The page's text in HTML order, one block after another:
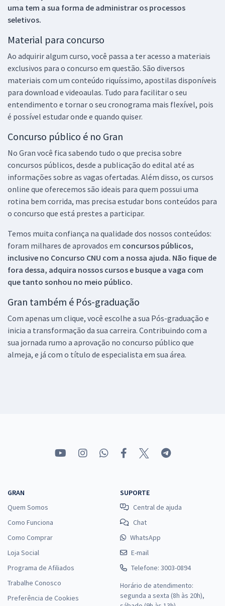
uma tem a sua forma de administrar os processos
seletivos.
Material para concurso
Ao adquirir algum curso, você passa a ter acesso a materiais
exclusivos para o concurso em questão. São diversos
materiais com um conteúdo riquíssimo, apostilas disponíveis
para download e videoaulas. Tudo para facilitar o seu
entendimento e tornar o seu cronograma mais flexível, pois
é possível estudar onde e quando quiser.
Concurso público é no Gran
No Gran você fica sabendo tudo o que precisa sobre
concursos públicos, desde a publicação do edital até as
informações sobre as vagas ofertadas. Além disso, os cursos
online que oferecemos são ideais para quem possui uma
rotina bem corrida, mas precisa estudar bons conteúdos para
o concurso que está prestes a participar.
Temos muita confiança na qualidade dos nossos conteúdos:
foram milhares de aprovados em concursos públicos,
inclusive no Concurso CNU com a nossa ajuda. Não fique de
fora dessa, adquira nossos cursos e busque a vaga com
que tanto sonhou no meio público.
Gran também é Pós-graduação
Com apenas um clique, você escolhe a sua Pós-graduação e
inicia a transformação da sua carreira. Contribuindo com a
sua jornada rumo a aprovação no concurso público que
almeja, e já com o título de especialista em sua área.
GRAN
Quem Somos
Como Funciona
Como Comprar
Loja Social
Programa de Afiliados
Trabalhe Conosco
Preferência de Cookies
SUPORTE
Central de ajuda
Chat
WhatsApp
E-mail
Telefone: 3003-0894
Horário de atendimento:
segunda a sexta (8h às 20h),